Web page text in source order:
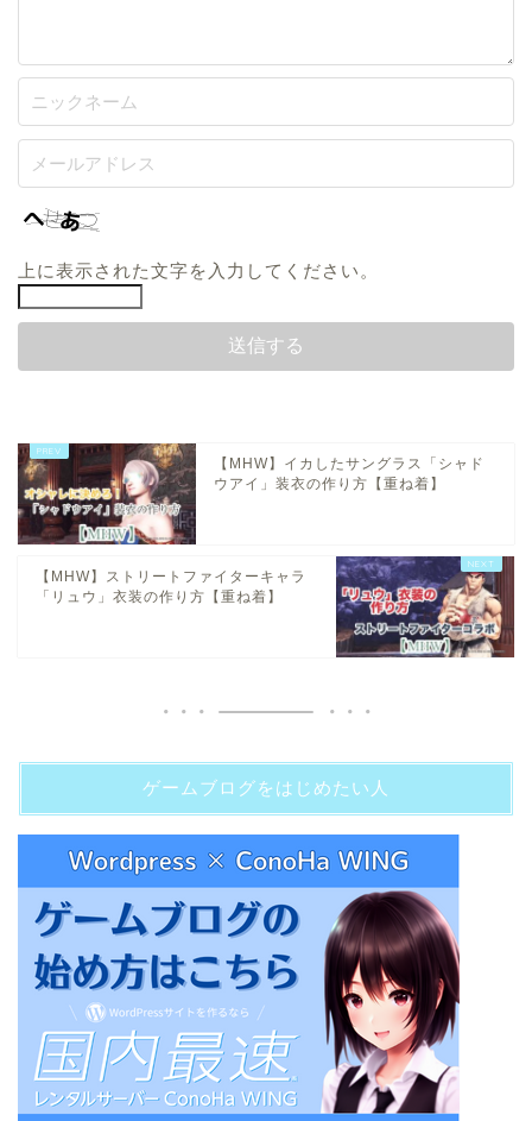
上に表示された文字を入力してください。
【MHW】イカしたサングラス「シャド
ウアイ」装衣の作り方【重ね着】
【MHW】ストリートファイターキャラ
「リュウ」衣装の作り方【重ね着】
ゲームブログをはじめたい人